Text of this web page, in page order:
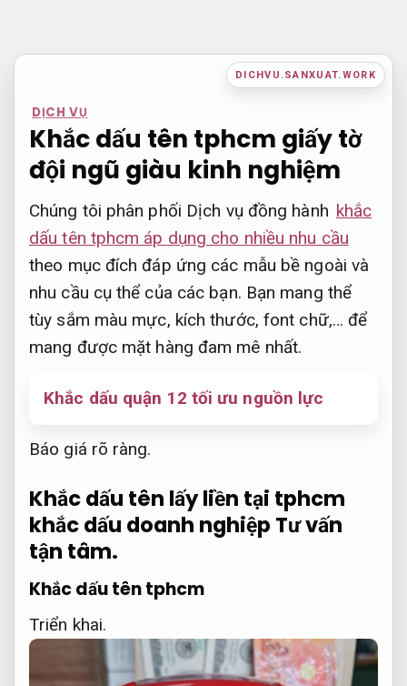
nội
DICHVU.SANXUAT.WORK
DỊCH VỤ
Khắc dấu tên tphcm giấy tờ
đội ngũ giàu kinh nghiệm
Chúng tôi phân phối Dịch vụ đồng hành khắc
dấu tên tphcm áp dụng cho nhiều nhu cầu
theo mục đích đáp ứng các mẫu bề ngoài và
nhu cầu cụ thể của các bạn. Bạn mang thể
tùy sắm màu mực, kích thước, font chữ,… để
mang được mặt hàng đam mê nhất.
Khắc dấu quận 12 tối ưu nguồn lực
Báo giá rõ ràng.
Khắc dấu tên lấy liền tại tphcm
khắc dấu doanh nghiệp Tư vấn
tận tâm.
Khắc dấu tên tphcm
Triển khai.